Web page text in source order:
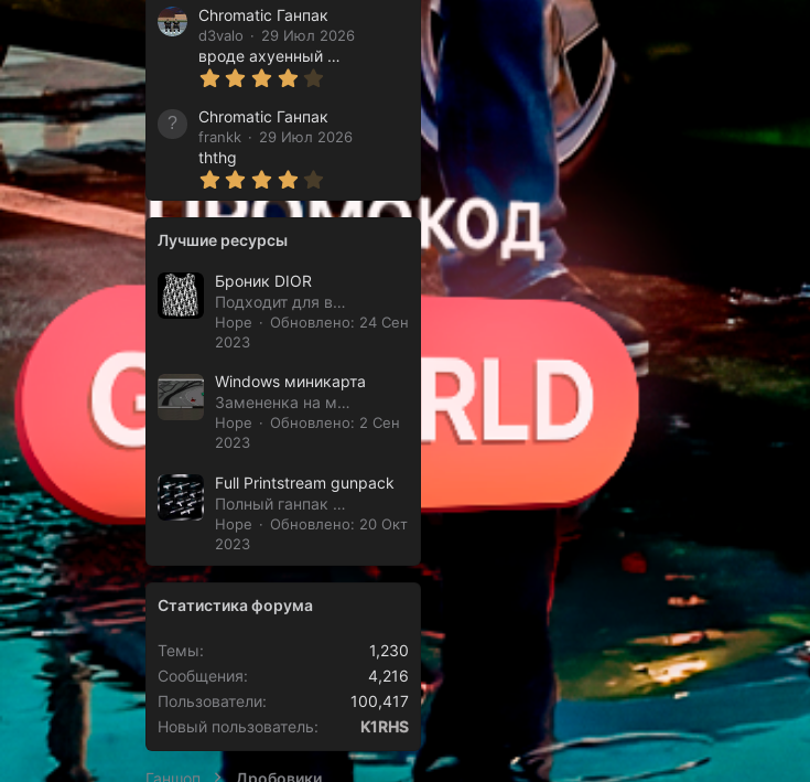
Chromatic Ганпак
d3valo 29 Июл 2026
вроде ахуенный но ща буду в игре тестить
Chromatic Ганпак
frankk 29 Июл 2026
ththg
Лучшие ресурсы
Броник DIOR
Подходит для всех проектов RageMP
Hope Обновлено: 24 Сен
2023
Windows миникарта
Замененка на миникарту для гта рп
Hope Обновлено: 2 Сен
2023
Full Printstream gunpack
Полный ганпак Принтстрим
Hope Обновлено: 20 Окт
2023
Статистика форума
Темы
1,230
Сообщения
4,216
Пользователи
100,417
Новый пользователь
K1RHS
Ганшоп Дробовики